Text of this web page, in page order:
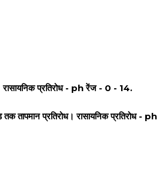
रासायनिक प्रतिरोध - ph रेंज - 0 - 14.
तापमान प्रतिरोध। रासायनिक प्रतिरोध